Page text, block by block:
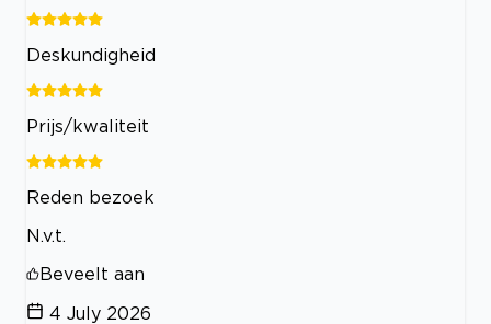
Deskundigheid
Prijs/kwaliteit
Reden bezoek
N.v.t.
Beveelt aan
4 July 2026